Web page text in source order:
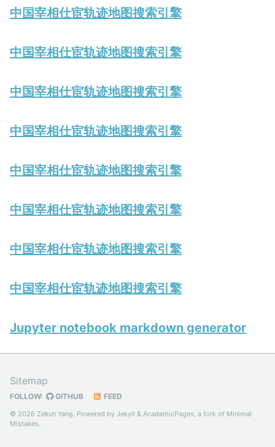
中国宰相仕宦轨迹地图搜索引擎
中国宰相仕宦轨迹地图搜索引擎
中国宰相仕宦轨迹地图搜索引擎
中国宰相仕宦轨迹地图搜索引擎
中国宰相仕宦轨迹地图搜索引擎
中国宰相仕宦轨迹地图搜索引擎
中国宰相仕宦轨迹地图搜索引擎
中国宰相仕宦轨迹地图搜索引擎
Jupyter notebook markdown generator
Sitemap
FOLLOW: GITHUB FEED
© 2026 Zekun Yang. Powered by Jekyll & AcademicPages, a fork of Minimal
Mistakes.